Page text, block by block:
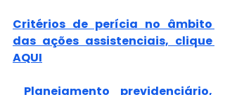
Critérios de perícia no âmbito
das ações assistenciais, clique
AQUI